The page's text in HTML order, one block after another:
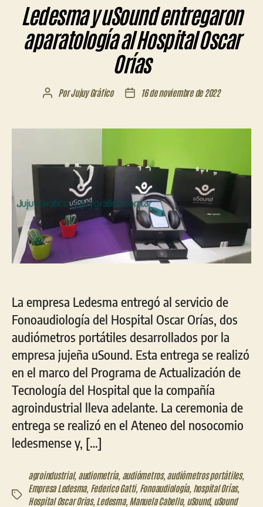
Ledesma y uSound entregaron
aparatología al Hospital Oscar
Orías
Autor
entrada
PorJujuy Gráfico
Fecha
entrada
16 de noviembre de 2022
La empresa Ledesma entregó al servicio de
Fonoaudiología del Hospital Oscar Orías, dos
audiómetros portátiles desarrollados por la
empresa jujeña uSound. Esta entrega se realizó
en el marco del Programa de Actualización de
Tecnología del Hospital que la compañía
agroindustrial lleva adelante. La ceremonia de
entrega se realizó en el Ateneo del nosocomio
ledesmense y, […]
Etiquetas
agroindustrial, audiometría, audiómetros, audiómetros portátiles,
Empresa Ledesma, Federico Gatti, Fonoaudiología, hospital Orías,
Hospital Oscar Orias, Ledesma, Manuela Cabello, uSound, uSound